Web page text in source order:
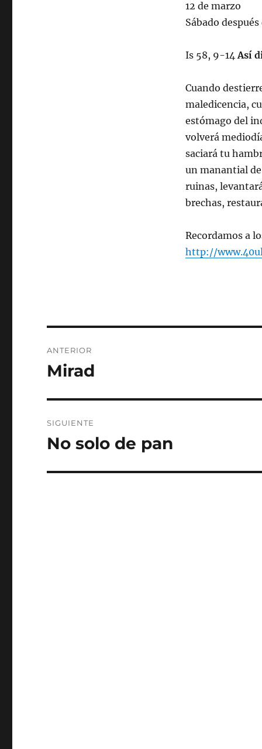
12 de marzo
Sábado
Is 58, 9-14Así
Cuando
maledicencia,
estómago del
volverá
saciará tu
un manantial
ruinas,
brechas,
Recordamos a
http://
de
ANTERIOR
Entrada
Mirad
SIGUIENTE
Entrada
No solo de pan